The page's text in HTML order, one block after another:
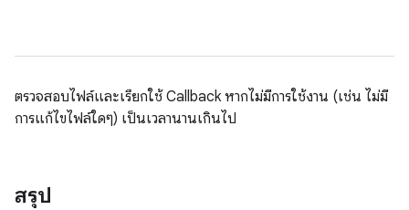
ตรวจสอบไฟล์และเรียกใช้ Callback หากไม่มีการใช้งาน (เช่น ไม่มี
การแก้ไขไฟล์ใดๆ) เป็นเวลานานเกินไป
สรุป